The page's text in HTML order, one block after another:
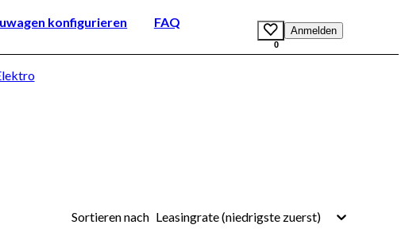
konfigurieren FAQ
0
Anmelden
Sortieren nach Leasingrate (niedrigste zuerst)